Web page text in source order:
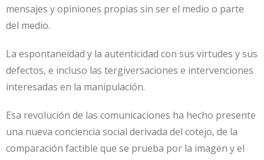
mensajes y opiniones propias sin ser el medio o parte
del medio.
La espontaneidad y la autenticidad con sus virtudes y sus
defectos, e incluso las tergiversaciones e intervenciones
interesadas en la manipulación.
Esa revolución de las comunicaciones ha hecho presente
una nueva conciencia social derivada del cotejo, de la
comparación factible que se prueba por la imagen y el